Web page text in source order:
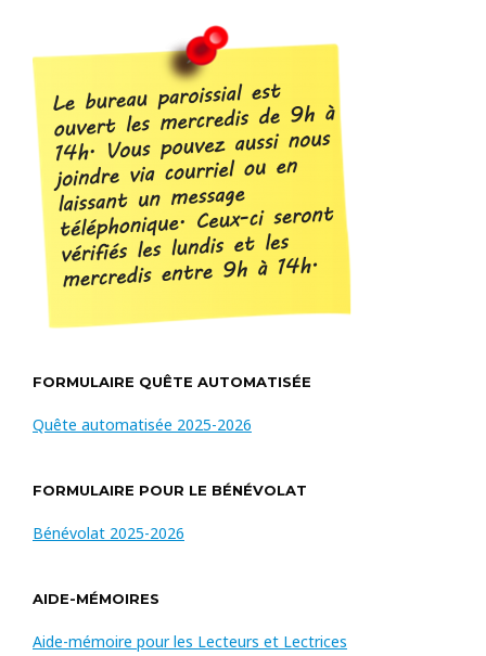
FORMULAIRE QUÊTE AUTOMATISÉE
Quête automatisée 2025-2026
FORMULAIRE POUR LE BÉNÉVOLAT
Bénévolat 2025-2026
AIDE-MÉMOIRES
Aide-mémoire pour les Lecteurs et Lectrices